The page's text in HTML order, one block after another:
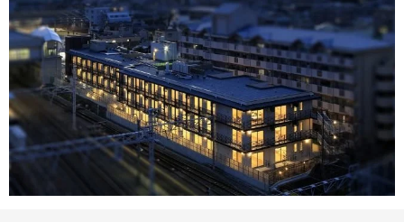
護
で
働
く
リ
ル
え
る
情
報
メ
ア